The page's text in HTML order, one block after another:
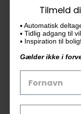
Tilmeld
▪️ Automatisk
▪️ Tidlig adgang til
▪️ Inspiration til
Gælder ikke i